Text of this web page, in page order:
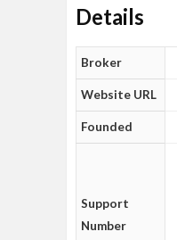
Details
Broker
Website URL
Founded
Support
Number